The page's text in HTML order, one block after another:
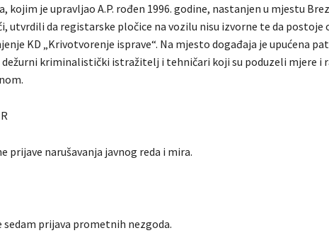
kojim je upravljao A.P. rođen 1996. godine, nastanjen u mjestu
utvrdili da registarske pločice na vozilu nisu izvorne te da postoje
KD „Krivotvorenje isprave“. Na mjesto događaja je upućena
kriminalistički istražitelj i tehničari koji su poduzeli mjere i
prijave narušavanja javnog reda i mira.
sedam prijava prometnih nezgoda.